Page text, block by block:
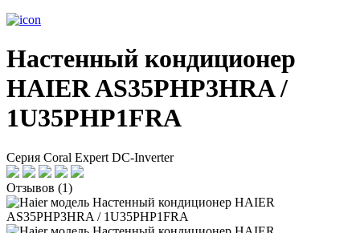
Настенный кондиционер
HAIER AS35PHP3HRA /
1U35PHP1FRA
Серия Coral Expert DC-Inverter
Отзывов (1)